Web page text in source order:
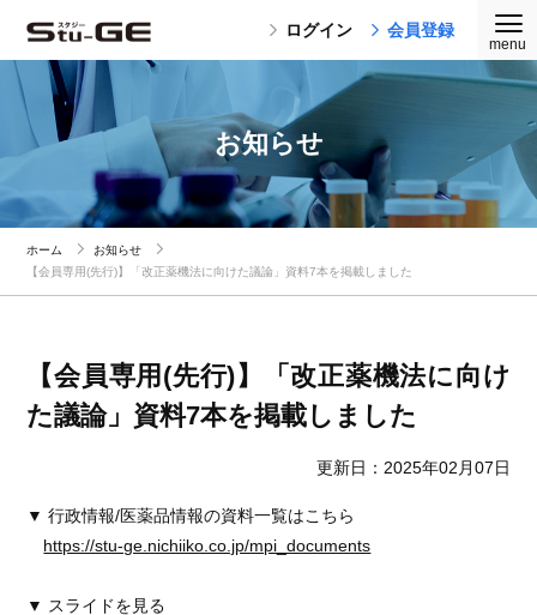
ログイン 会員登録
お知らせ
ホーム
お知らせ
【会員専用(先行)】「改正薬機法に向けた議論」資料7本を掲載しました
【会員専用(先行)】「改正薬機法に向け
た議論」資料7本を掲載しました
更新日：2025年02月07日
▼ 行政情報/医薬品情報の資料一覧はこちら
https://stu-ge.nichiiko.co.jp/mpi_documents
▼ スライドを見る